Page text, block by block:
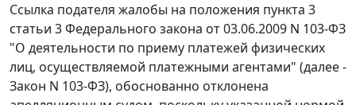
Ссылка подателя жалобы на положения пункта 3
статьи 3Федерального закона от 03.06.2009 N 103-ФЗ
"О деятельности по приему платежей физических
лиц, осуществляемой платежными агентами" (далее -
Закон N 103-ФЗ), обоснованно отклонена